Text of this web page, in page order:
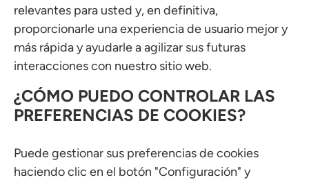
relevantes para usted y, en definitiva,
proporcionarle una experiencia de usuario mejor y
más rápida y ayudarle a agilizar sus futuras
interacciones con nuestro sitio web.
¿CÓMO PUEDO CONTROLAR LAS
PREFERENCIAS DE COOKIES?
Puede gestionar sus preferencias de cookies
haciendo clic en el botón "Configuración" y